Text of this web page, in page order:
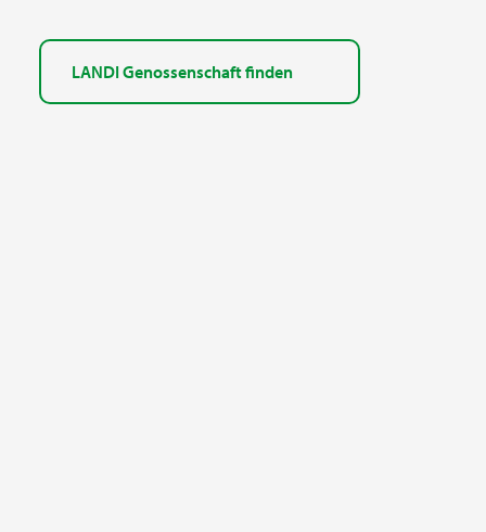
LANDI Genossenschaft finden